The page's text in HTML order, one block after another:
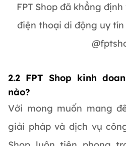
FPT Shop đã khẳng
điện thoại di động uy
2.2 FPT Shop kinh
nào?
Với mong muốn mang
giải pháp và dịch vụ